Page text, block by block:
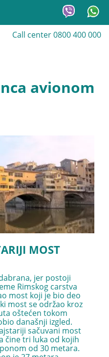
Call center 0800 400 000
avionom
MOST
jer postoji
Rimskog carstva
most koji je bio deo
most se održao kroz
oštećen tokom
današnji izgled.
sačuvani most
čine tri luka od kojih
od 30 metara.